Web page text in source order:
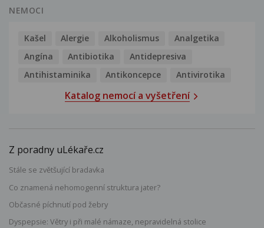
NEMOCI
Kašel Alergie Alkoholismus
Analgetika
Angína
Antibiotika
Antidepresiva
Antihistaminika
Antikoncepce Antivirotika
Katalog nemocí a vyšetření
Z poradny uLékaře.cz
Stále se zvětšující bradavka
Co znamená nehomogenní struktura jater?
Občasné píchnutí pod žebry
Dyspepsie: Větry i při malé námaze, nepravidelná stolice